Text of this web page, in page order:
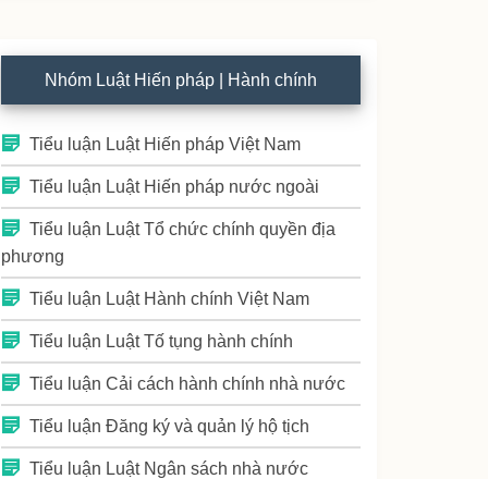
Nhóm Luật Hiến pháp | Hành chính
Tiểu luận Luật Hiến pháp Việt Nam
Tiểu luận Luật Hiến pháp nước ngoài
Tiểu luận Luật Tổ chức chính quyền địa
phương
Tiểu luận Luật Hành chính Việt Nam
Tiểu luận Luật Tố tụng hành chính
Tiểu luận Cải cách hành chính nhà nước
Tiểu luận Đăng ký và quản lý hộ tịch
Tiểu luận Luật Ngân sách nhà nước